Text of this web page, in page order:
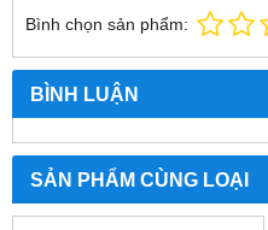
Bình chọn sản phẩm:
BÌNH LUẬN
SẢN PHẨM CÙNG LOẠI